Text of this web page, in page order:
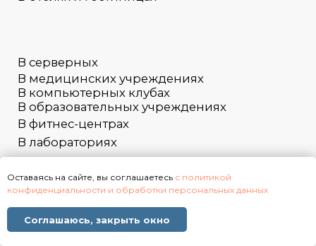
Оставаясь на сайте, вы соглашаетесь с политикой
конфиденциальности и обработки персональных данных
Соглашаюсь, закрыть окно